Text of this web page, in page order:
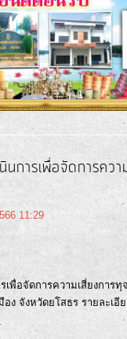
นการเพื่อจัดการค
11:29
เพื่อจัดการความเสี่ยงกา
อง จังหวัดยโสธร รายละ